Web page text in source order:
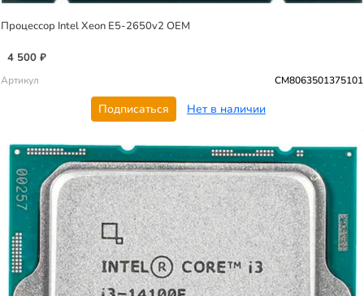
Процессор Intel Xeon E5-2650v2 OEM
4 500 ₽
Артикул CM8063501375101
Подписаться Нет в наличии